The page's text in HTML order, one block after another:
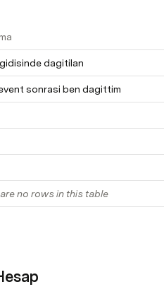
dagitilan
sonrasi ben dagittim
no rows in this table